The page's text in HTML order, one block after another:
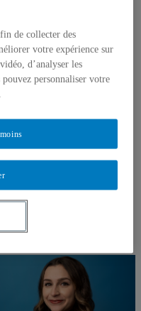
de collecter des
votre expérience sur
d’analyser les
personnaliser votre